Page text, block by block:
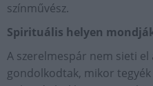
színművész.
Spirituális helyen
A szerelmespár nem sieti
gondolkodtak, mikor